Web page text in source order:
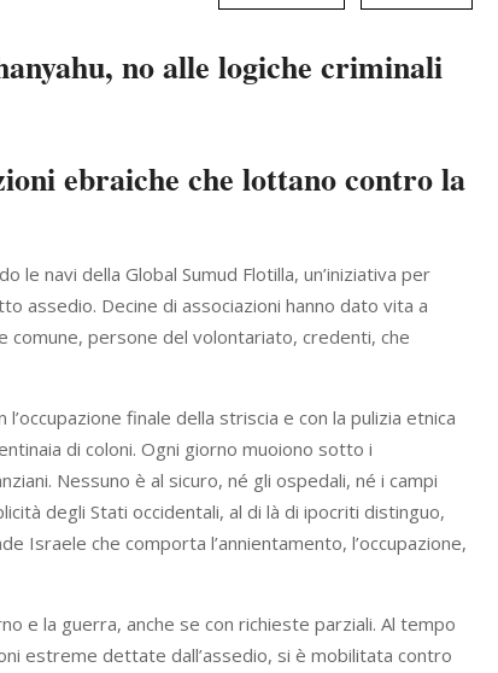
no alle logiche criminali
ebraiche che lottano contro la
navi della Global Sumud Flotilla, un’iniziativa per
assedio. Decine di associazioni hanno dato vita a
comune, persone del volontariato, credenti, che
finale della striscia e con la pulizia etnica
di coloni. Ogni giorno muoiono sotto i
Nessuno è al sicuro, né gli ospedali, né i campi
degli Stati occidentali, al di là di ipocriti distinguo,
Israele che comporta l’annientamento, l’occupazione,
e la guerra, anche se con richieste parziali. Al tempo
estreme dettate dall’assedio, si è mobilitata contro